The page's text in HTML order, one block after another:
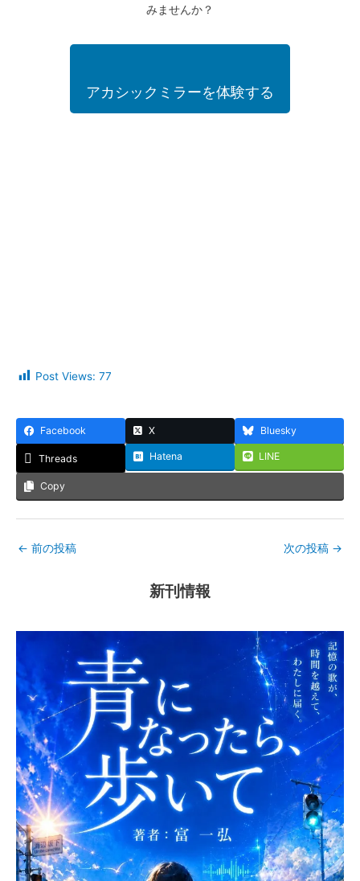
みませんか？
アカシックミラーを体験する
Post Views: 77
Facebook X Bluesky
Threads Hatena LINE
Copy
← 前の投稿 次の投稿 →
新刊情報